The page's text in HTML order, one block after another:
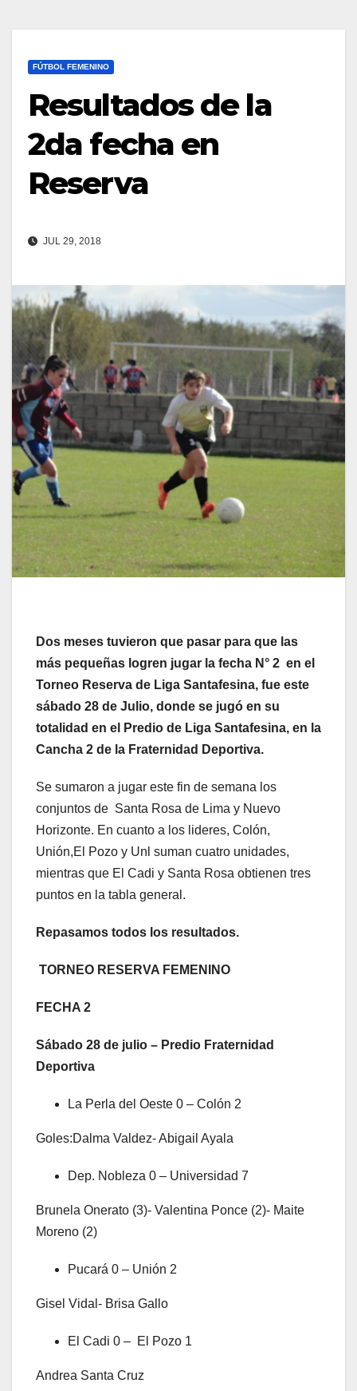
FÚTBOL FEMENINO
Resultados de la
2da fecha en
Reserva
JUL 29, 2018
Dos meses tuvieron que pasar para que las
más pequeñas logren jugar la fecha N° 2 en el
Torneo Reserva de Liga Santafesina, fue este
sábado 28 de Julio, donde se jugó en su
totalidad en el Predio de Liga Santafesina, en la
Cancha 2 de la Fraternidad Deportiva.
Se sumaron a jugar este fin de semana los
conjuntos de Santa Rosa de Lima y Nuevo
Horizonte. En cuanto a los lideres, Colón,
Unión,El Pozo y Unl suman cuatro unidades,
mientras que El Cadi y Santa Rosa obtienen tres
puntos en la tabla general.
Repasamos todos los resultados.
TORNEO RESERVA FEMENINO
FECHA 2
Sábado 28 de julio – Predio Fraternidad
Deportiva
La Perla del Oeste 0 – Colón 2
Goles:Dalma Valdez- Abigail Ayala
Dep. Nobleza 0 – Universidad 7
Brunela Onerato (3)- Valentina Ponce (2)- Maite
Moreno (2)
Pucará 0 – Unión 2
Gisel Vidal- Brisa Gallo
El Cadi 0 – El Pozo 1
Andrea Santa Cruz